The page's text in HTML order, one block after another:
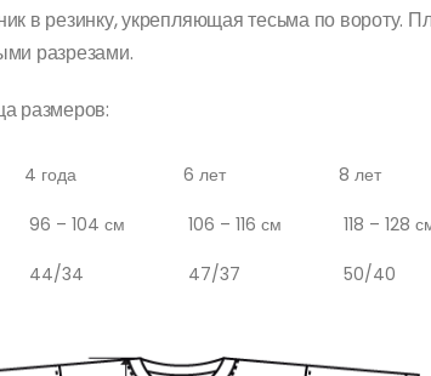
825,00₽
в резинку, укрепляющая тесьма по вороту.
разрезами.
размеров:
4 года 6 лет 8 лет
96 – 104 см 106 – 116 см 118 – 128
44/34 47/37 50/40